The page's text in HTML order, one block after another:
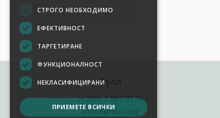
Аула
(+359) 2 987 8176
office@aula.bg
СТРОГО НЕОБХОДИМО
ЕФЕКТИВНОСТ
ТАРГЕТИРАНЕ
ФУНКЦИОНАЛНОСТ
НЕКЛАСИФИЦИРАНИ
ПРИЕМЕТЕ ВСИЧКИ